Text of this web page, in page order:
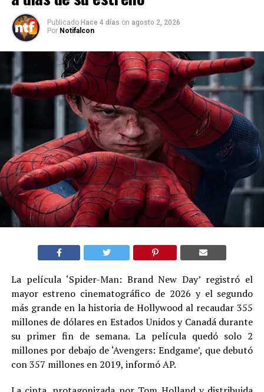
Publicado Hace 4 días on agosto 2, 2026
Por Notifalcon
La película ‘Spider-Man: Brand New Day’ registró el
mayor estreno cinematográfico de 2026 y el segundo
más grande en la historia de Hollywood al recaudar 355
millones de dólares en Estados Unidos y Canadá durante
su primer fin de semana. La película quedó solo 2
millones por debajo de ‘Avengers: Endgame’, que debutó
con 357 millones en 2019, informó AP.